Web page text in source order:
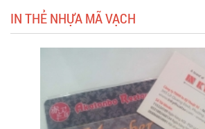
IN THẺ NHỰA MÃ VẠCH